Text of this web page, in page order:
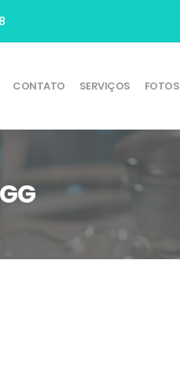
CONTATO SERVIÇOS FOTOS